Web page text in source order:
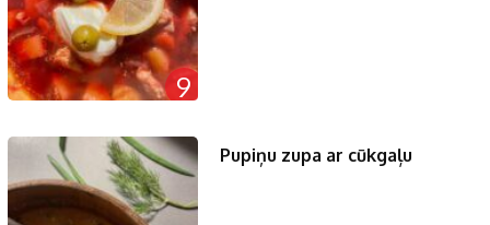
9
Pupiņu zupa ar cūkgaļu